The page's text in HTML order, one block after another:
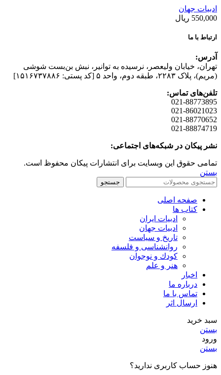
ادبیات جهان
550,000 ریال
ارتباط با ما
آدرس:
تهران، خیابان وليعصر، نرسيده به توانير، نبش بن‌بست شوشی
(مريم)، پلاک ۲۲۸۳، طبقه دوم، واحد ۵ [کد پستی: ۱۵۱۶۷۳۷۸۸۶]
تلفن‌های تماس:
021-88773895
021-86021023
021-88770652
021-88874719
نشر پیکان در شبکه‌های اجتماعی:
تمامی حقوق این وبسایت برای انتشارات پیکان محفوظ است.
بستن
جستجو
صفحه اصلی
کتاب ها
ادبیات ایران
ادبیات جهان
تاریخ و سیاست
روانشناسی و فلسفه
کودك و نوجوان
هنر و علم
اخبار
درباره ما
تماس با ما
ارسال اثر
سبد خرید
بستن
ورود
بستن
هنوز حساب کاربری ندارید؟